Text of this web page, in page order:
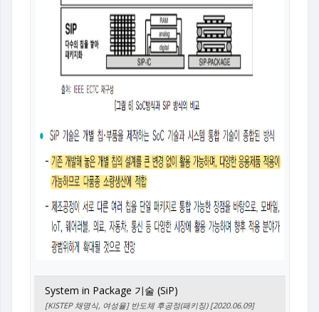
System in Package 기술 (SiP)
[KISTEP 채명식, 여성율] 반도체 후공정(패키징) [2020.06.09]